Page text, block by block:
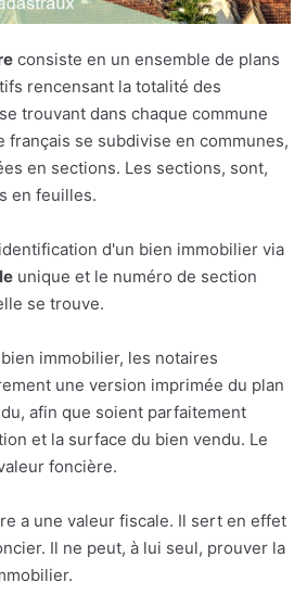
consiste en un ensemble de plans
rencensant la totalité des
trouvant dans chaque commune
français se subdivise en communes,
en sections. Les sections, sont,
en feuilles.
d'un bien immobilier via
unique et le numéro de section
se trouve.
immobilier, les notaires
une version imprimée du plan
afin que soient parfaitement
et la surface du bien vendu. Le
foncière.
a une valeur fiscale. Il sert en effet
Il ne peut, à lui seul, prouver la